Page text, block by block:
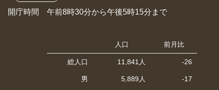
開庁時間 午前8時30分から午後5時15分まで
人口 前月比
総人口 11,841人 -26
男 5,889人 -17